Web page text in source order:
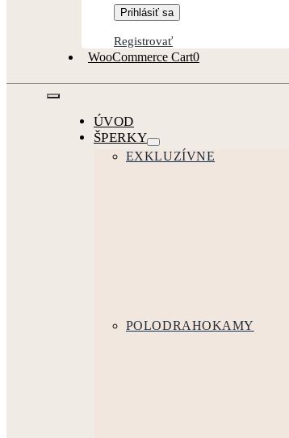
Registrovať
WooCommerce Cart0
Toggle
Navigation
ÚVOD
ŠPERKY
EXKLUZÍVNE
POLODRAHOKAMY